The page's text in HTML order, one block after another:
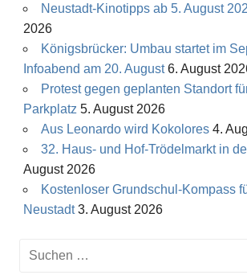
Neustadt-Kinotipps ab 5. August
2026
Königsbrücker: Umbau startet im
Infoabend am 20. August 6. August
Protest gegen geplanten Standort
Parkplatz 5. August 2026
Aus Leonardo wird Kokolores 4.
32. Haus- und Hof-Trödelmarkt in
August 2026
Kostenloser Grundschul-Kompass
Neustadt 3. August 2026